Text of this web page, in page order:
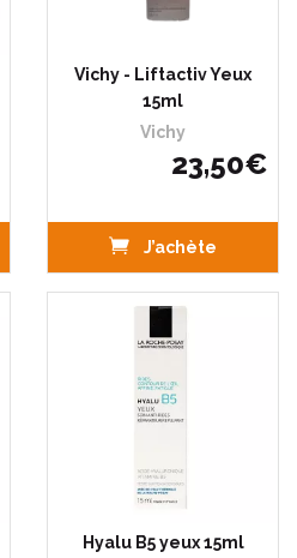
Vichy - Liftactiv Yeux
15ml
Vichy
23,50€
J’achète
Hyalu B5 yeux 15ml